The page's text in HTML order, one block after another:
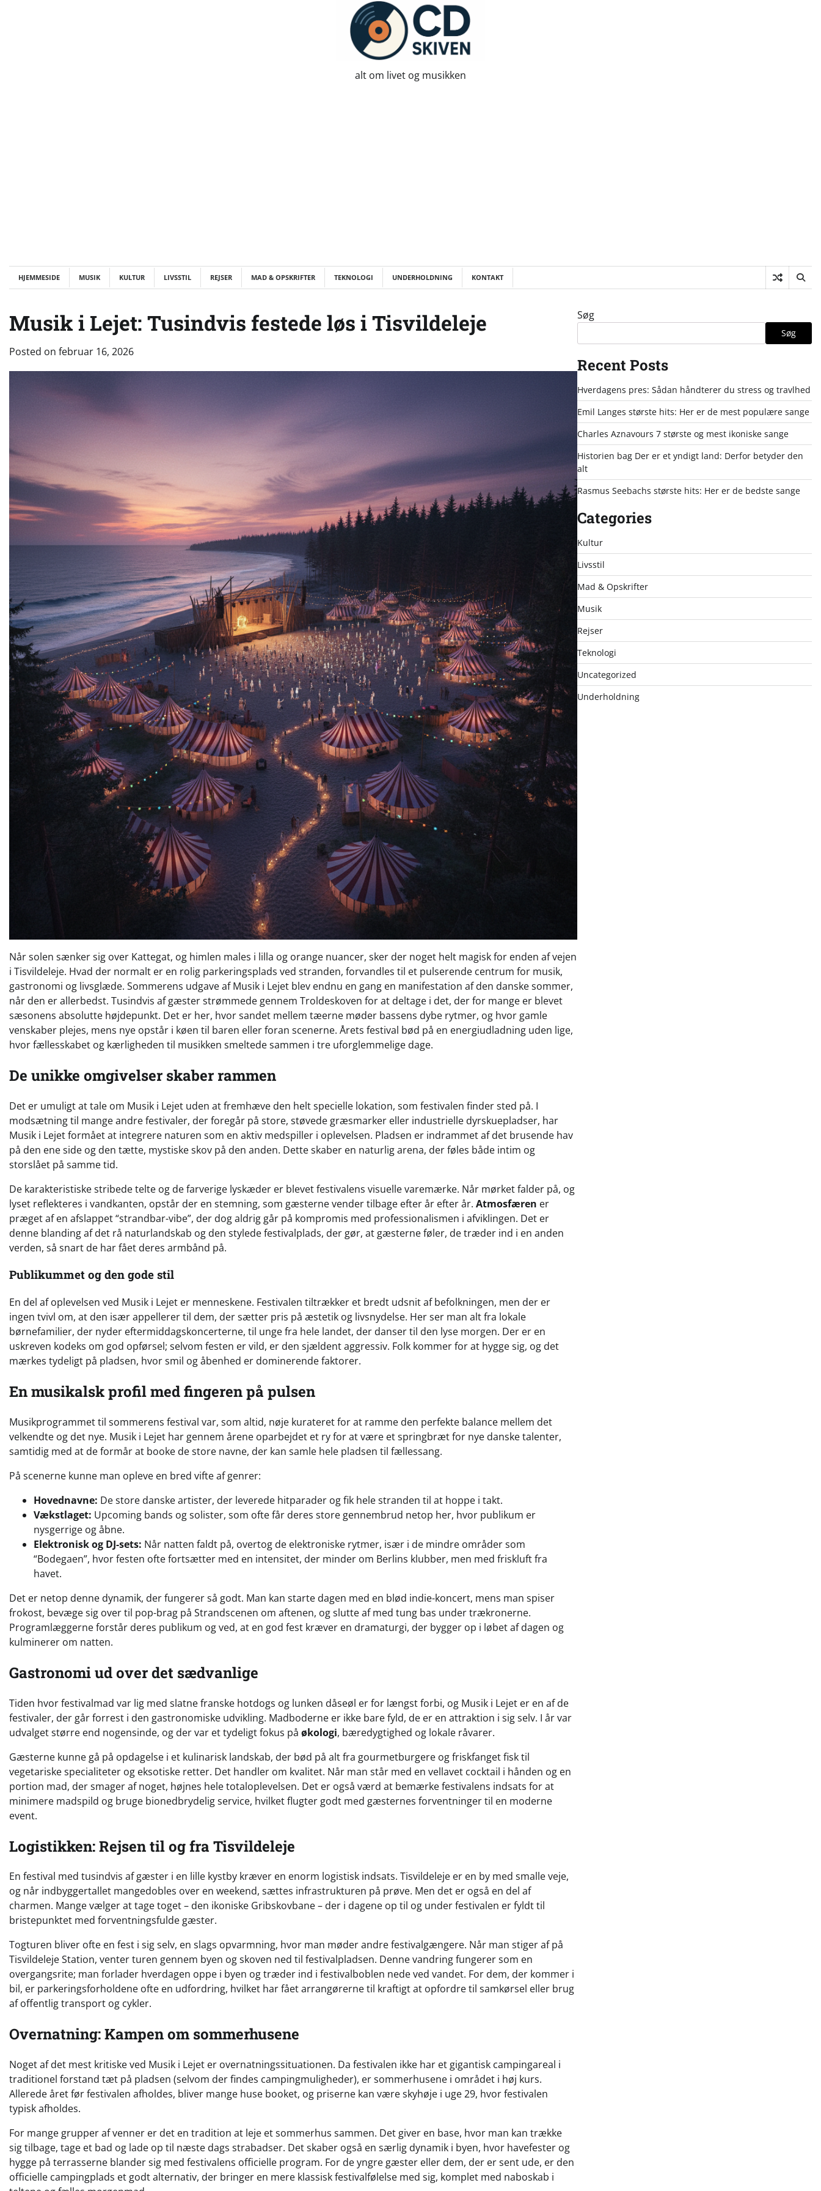
alt om livet og musikken
HJEMMESIDE MUSIK KULTUR LIVSSTIL REJSER MAD & OPSKRIFTER TEKNOLOGI UNDERHOLDNING KONTAKT
Musik i Lejet: Tusindvis festede løs i Tisvildeleje
Posted on februar 16, 2026
Når solen sænker sig over Kattegat, og himlen males i lilla og orange nuancer, sker der noget helt magisk for enden af vejen
i Tisvildeleje. Hvad der normalt er en rolig parkeringsplads ved stranden, forvandles til et pulserende centrum for musik,
gastronomi og livsglæde. Sommerens udgave af Musik i Lejet blev endnu en gang en manifestation af den danske sommer,
når den er allerbedst. Tusindvis af gæster strømmede gennem Troldeskoven for at deltage i det, der for mange er blevet
sæsonens absolutte højdepunkt. Det er her, hvor sandet mellem tæerne møder bassens dybe rytmer, og hvor gamle
venskaber plejes, mens nye opstår i køen til baren eller foran scenerne. Årets festival bød på en energiudladning uden lige,
hvor fællesskabet og kærligheden til musikken smeltede sammen i tre uforglemmelige dage.
De unikke omgivelser skaber rammen
Det er umuligt at tale om Musik i Lejet uden at fremhæve den helt specielle lokation, som festivalen finder sted på. I
modsætning til mange andre festivaler, der foregår på store, støvede græsmarker eller industrielle dyrskuepladser, har
Musik i Lejet formået at integrere naturen som en aktiv medspiller i oplevelsen. Pladsen er indrammet af det brusende hav
på den ene side og den tætte, mystiske skov på den anden. Dette skaber en naturlig arena, der føles både intim og
storslået på samme tid.
De karakteristiske stribede telte og de farverige lyskæder er blevet festivalens visuelle varemærke. Når mørket falder på, og
lyset reflekteres i vandkanten, opstår der en stemning, som gæsterne vender tilbage efter år efter år. Atmosfæren er
præget af en afslappet “strandbar-vibe”, der dog aldrig går på kompromis med professionalismen i afviklingen. Det er
denne blanding af det rå naturlandskab og den stylede festivalplads, der gør, at gæsterne føler, de træder ind i en anden
verden, så snart de har fået deres armbånd på.
Publikummet og den gode stil
En del af oplevelsen ved Musik i Lejet er menneskene. Festivalen tiltrækker et bredt udsnit af befolkningen, men der er
ingen tvivl om, at den især appellerer til dem, der sætter pris på æstetik og livsnydelse. Her ser man alt fra lokale
børnefamilier, der nyder eftermiddagskoncerterne, til unge fra hele landet, der danser til den lyse morgen. Der er en
uskreven kodeks om god opførsel; selvom festen er vild, er den sjældent aggressiv. Folk kommer for at hygge sig, og det
mærkes tydeligt på pladsen, hvor smil og åbenhed er dominerende faktorer.
En musikalsk profil med fingeren på pulsen
Musikprogrammet til sommerens festival var, som altid, nøje kurateret for at ramme den perfekte balance mellem det
velkendte og det nye. Musik i Lejet har gennem årene oparbejdet et ry for at være et springbræt for nye danske talenter,
samtidig med at de formår at booke de store navne, der kan samle hele pladsen til fællessang.
På scenerne kunne man opleve en bred vifte af genrer:
Hovednavne: De store danske artister, der leverede hitparader og fik hele stranden til at hoppe i takt.
Vækstlaget: Upcoming bands og solister, som ofte får deres store gennembrud netop her, hvor publikum er
nysgerrige og åbne.
Elektronisk og DJ-sets: Når natten faldt på, overtog de elektroniske rytmer, især i de mindre områder som
“Bodegaen”, hvor festen ofte fortsætter med en intensitet, der minder om Berlins klubber, men med friskluft fra
havet.
Det er netop denne dynamik, der fungerer så godt. Man kan starte dagen med en blød indie-koncert, mens man spiser
frokost, bevæge sig over til pop-brag på Strandscenen om aftenen, og slutte af med tung bas under trækronerne.
Programlæggerne forstår deres publikum og ved, at en god fest kræver en dramaturgi, der bygger op i løbet af dagen og
kulminerer om natten.
Gastronomi ud over det sædvanlige
Tiden hvor festivalmad var lig med slatne franske hotdogs og lunken dåseøl er for længst forbi, og Musik i Lejet er en af de
festivaler, der går forrest i den gastronomiske udvikling. Madboderne er ikke bare fyld, de er en attraktion i sig selv. I år var
udvalget større end nogensinde, og der var et tydeligt fokus på økologi, bæredygtighed og lokale råvarer.
Gæsterne kunne gå på opdagelse i et kulinarisk landskab, der bød på alt fra gourmetburgere og friskfanget fisk til
vegetariske specialiteter og eksotiske retter. Det handler om kvalitet. Når man står med en vellavet cocktail i hånden og en
portion mad, der smager af noget, højnes hele totaloplevelsen. Det er også værd at bemærke festivalens indsats for at
minimere madspild og bruge bionedbrydelig service, hvilket flugter godt med gæsternes forventninger til en moderne
event.
Logistikken: Rejsen til og fra Tisvildeleje
En festival med tusindvis af gæster i en lille kystby kræver en enorm logistisk indsats. Tisvildeleje er en by med smalle veje,
og når indbyggertallet mangedobles over en weekend, sættes infrastrukturen på prøve. Men det er også en del af
charmen. Mange vælger at tage toget – den ikoniske Gribskovbane – der i dagene op til og under festivalen er fyldt til
bristepunktet med forventningsfulde gæster.
Togturen bliver ofte en fest i sig selv, en slags opvarmning, hvor man møder andre festivalgængere. Når man stiger af på
Tisvildeleje Station, venter turen gennem byen og skoven ned til festivalpladsen. Denne vandring fungerer som en
overgangsrite; man forlader hverdagen oppe i byen og træder ind i festivalboblen nede ved vandet. For dem, der kommer i
bil, er parkeringsforholdene ofte en udfordring, hvilket har fået arrangørerne til kraftigt at opfordre til samkørsel eller brug
af offentlig transport og cykler.
Overnatning: Kampen om sommerhusene
Noget af det mest kritiske ved Musik i Lejet er overnatningssituationen. Da festivalen ikke har et gigantisk campingareal i
traditionel forstand tæt på pladsen (selvom der findes campingmuligheder), er sommerhusene i området i høj kurs.
Allerede året før festivalen afholdes, bliver mange huse booket, og priserne kan være skyhøje i uge 29, hvor festivalen
typisk afholdes.
For mange grupper af venner er det en tradition at leje et sommerhus sammen. Det giver en base, hvor man kan trække
sig tilbage, tage et bad og lade op til næste dags strabadser. Det skaber også en særlig dynamik i byen, hvor havefester og
hygge på terrasserne blander sig med festivalens officielle program. For de yngre gæster eller dem, der er sent ude, er den
officielle campingplads et godt alternativ, der bringer en mere klassisk festivalfølelse med sig, komplet med naboskab i
Søg
Søg
Recent Posts
Hverdagens pres: Sådan håndterer du stress og travlhed
Emil Langes største hits: Her er de mest populære sange
Charles Aznavours 7 største og mest ikoniske sange
Historien bag Der er et yndigt land: Derfor betyder den
alt
Rasmus Seebachs største hits: Her er de bedste sange
Categories
Kultur
Livsstil
Mad & Opskrifter
Musik
Rejser
Teknologi
Uncategorized
Underholdning